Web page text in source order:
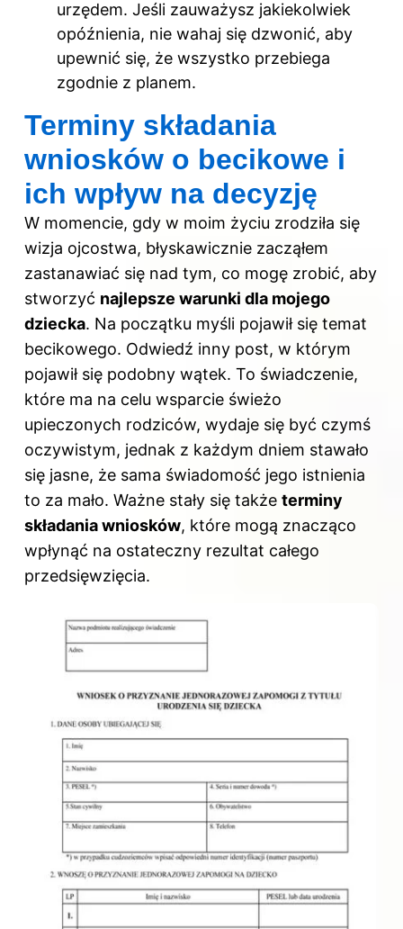
urzędem. Jeśli zauważysz jakiekolwiek
opóźnienia, nie wahaj się dzwonić, aby
upewnić się, że wszystko przebiega
zgodnie z planem.
Terminy składania
wniosków o becikowe i
ich wpływ na decyzję
W momencie, gdy w moim życiu zrodziła się
wizja ojcostwa, błyskawicznie zacząłem
zastanawiać się nad tym, co mogę zrobić, aby
stworzyć najlepsze warunki dla mojego
dziecka. Na początku myśli pojawił się temat
becikowego. Odwiedź inny post, w którym
pojawił się podobny wątek. To świadczenie,
które ma na celu wsparcie świeżo
upieczonych rodziców, wydaje się być czymś
oczywistym, jednak z każdym dniem stawało
się jasne, że sama świadomość jego istnienia
to za mało. Ważne stały się także terminy
składania wniosków, które mogą znacząco
wpłynąć na ostateczny rezultat całego
przedsięwzięcia.